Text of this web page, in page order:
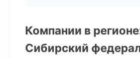
Компании в
Сибирский